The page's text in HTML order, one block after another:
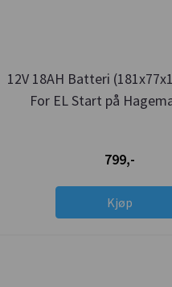
12V 18AH Batteri
For EL Start på
799,-
Kjøp